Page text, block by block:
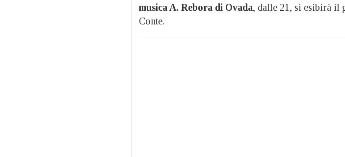
musica A. Rebora di Ovada, dalle 21, si esibirà il
Conte.